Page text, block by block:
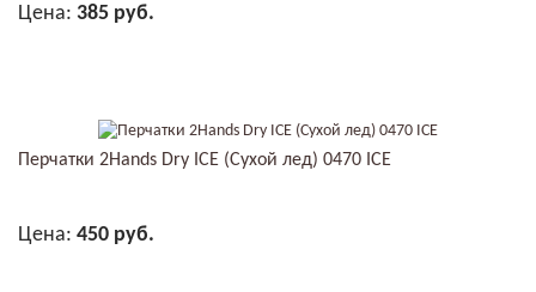
Цена: 385 руб.
Перчатки 2Hands Dry ICE (Сухой лед) 0470 ICE
Цена: 450 руб.